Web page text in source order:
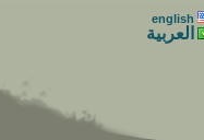
english
العربية